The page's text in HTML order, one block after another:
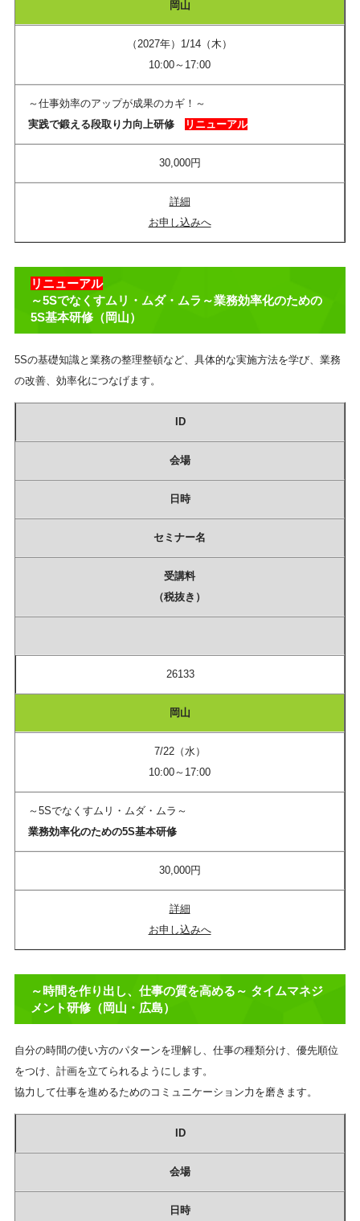
岡山
（2027年）1/14（木）
10:00～17:00
～仕事効率のアップが成果のカギ！～
実践で鍛える段取り力向上研修​
リニューアル
30,000円
詳細
お申し込みへ
リニューアル
～5Sでなくすムリ・ムダ・ムラ～業務効率化のための
5S基本研修（岡山）
5Sの基礎知識と業務の整理整頓など、具体的な実施方法を学び、業務
の改善、効率化につなげます。
ID
会場
日時
セミナー名
受講料
（税抜き）
26133
岡山
7/22（水）
10:00～17:00
～5Sでなくすムリ・ムダ・ムラ～
業務効率化のための5S基本研修
30,000円
詳細
お申し込みへ
～時間を作り出し、仕事の質を高める～ タイムマネジ
メント研修（岡山・広島）
自分の時間の使い方のパターンを理解し、仕事の種類分け、優先順位
をつけ、計画を立てられるようにします。
協力して仕事を進めるためのコミュニケーション力を磨きます。
ID
会場
日時